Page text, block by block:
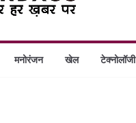
मनोरंजन खेल टेक्नोलॉजी